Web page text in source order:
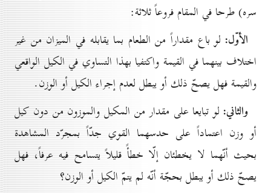
سره) طرحا في المقام فروعاً ثلاثة:
الأوّل: لو باع مقداراً من الطعام بما يقابله في الميزان من غير
اختلاف بينهما في القيمة واكتفيا بهذا التساوي في الكيل الواقعي
والقيمة فهل يصحّ ذلك أو يبطل لعدم إجراء الكيل أو الوزن.
والثاني: لو تبايعا على مقدار من المكيل والموزون من دون كيل
أو وزن اعتماداً على حدسهما القوي جدّاً بمجرّد المشاهدة
بحيث أنّهما لا يخطئان إلّا خطأً قليلاً يتسامح فيه عرفاً، فهل
يصحّ ذلك أو يبطل بحجّة أنّه لم يتمّ الكيل أو الوزن؟